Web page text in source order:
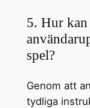
5. Hur
spel?
Genom att
tydliga